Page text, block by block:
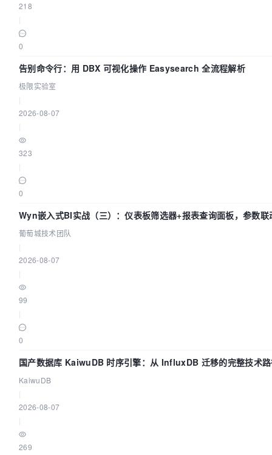
218
0
告别命令行：用 DBX 可视化操作 Easysearch 全流程解析
极限实验室
2026-08-07
323
0
Wyn嵌入式BI实战（三）：仪表板筛选器+报表查询面板，参数联
葡萄城技术团队
2026-08-07
99
0
国产数据库 KaiwuDB 时序引擎：从 InfluxDB 迁移的完整技术
KaiwuDB
2026-08-07
269